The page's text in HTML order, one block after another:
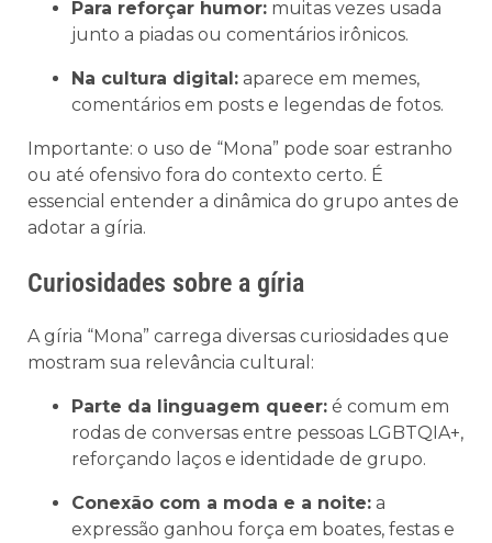
Para reforçar humor: muitas vezes usada
junto a piadas ou comentários irônicos.
Na cultura digital: aparece em memes,
comentários em posts e legendas de fotos.
Importante: o uso de “Mona” pode soar estranho
ou até ofensivo fora do contexto certo. É
essencial entender a dinâmica do grupo antes de
adotar a gíria.
Curiosidades sobre a gíria
A gíria “Mona” carrega diversas curiosidades que
mostram sua relevância cultural:
Parte da linguagem queer: é comum em
rodas de conversas entre pessoas LGBTQIA+,
reforçando laços e identidade de grupo.
Conexão com a moda e a noite: a
expressão ganhou força em boates, festas e